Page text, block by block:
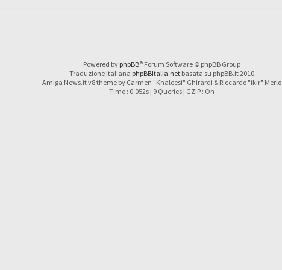
Powered by phpBB® Forum Software © phpBB Group
Traduzione Italiana phpBBItalia.netbasata su phpBB.it 2010
Amiga News.it v8 theme by Carmen "Khaleesi" Ghirardi & Riccardo "ikir" Merlo
Time : 0.052s | 9 Queries | GZIP : On